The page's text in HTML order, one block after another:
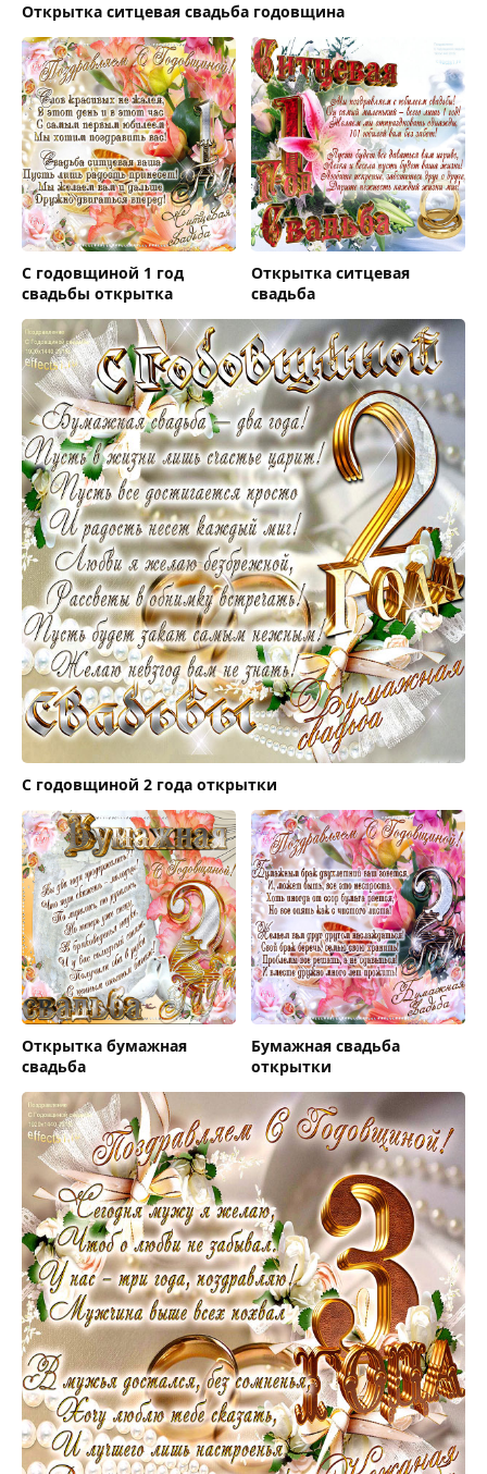
Открытка ситцевая свадьба годовщина
С годовщиной 1 год
свадьбы открытка
Открытка ситцевая
свадьба
С годовщиной 2 года открытки
Открытка бумажная
свадьба
Бумажная свадьба
открытки